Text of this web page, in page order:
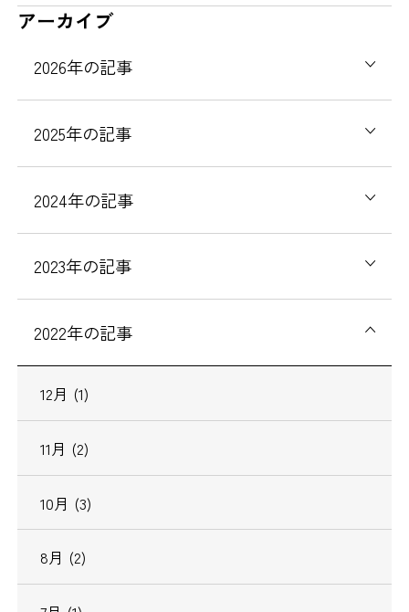
アーカイブ
2026年の記事
2025年の記事
2024年の記事
2023年の記事
2022年の記事
12月 (1)
11月 (2)
10月 (3)
8月 (2)